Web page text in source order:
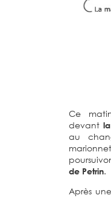
Ce
devant
au
de Petrin.
Après